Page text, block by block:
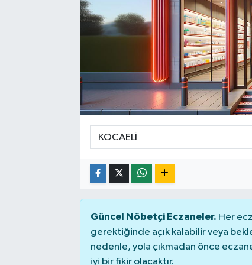
Güncel Nöbetçi Eczaneler. Her
gerektiğinde açık kalabilir veya
nedenle, yola çıkmadan önce
iyi bir fikir olacaktır.